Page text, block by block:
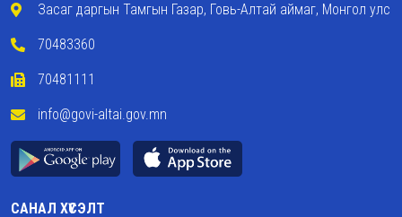
Засаг даргын Тамгын Газар, Говь-Алтай аймаг, Монгол улс
70483360
70481111
info@govi-altai.gov.mn
САНАЛ ХҮСЭЛТ